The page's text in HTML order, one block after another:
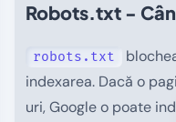
Robots.txt -
robots.txt
indexarea. Dacă o
uri, Google o poate